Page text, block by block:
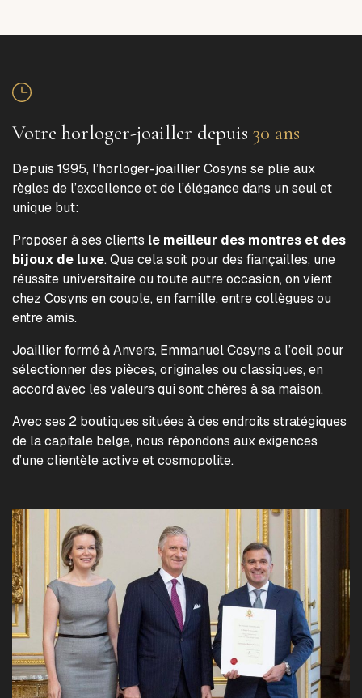
Votre horloger-joailler depuis 30 ans
Depuis 1995, l’horloger-joaillier Cosyns se plie aux
règles de l’excellence et de l’élégance dans un seul et
unique but:
Proposer à ses clients le meilleur des montres et des
bijoux de luxe. Que cela soit pour des fiançailles, une
réussite universitaire ou toute autre occasion, on vient
chez Cosyns en couple, en famille, entre collègues ou
entre amis.
Joaillier formé à Anvers, Emmanuel Cosyns a l’oeil pour
sélectionner des pièces, originales ou classiques, en
accord avec les valeurs qui sont chères à sa maison.
Avec ses 2 boutiques situées à des endroits stratégiques
de la capitale belge, nous répondons aux exigences
d’une clientèle active et cosmopolite.